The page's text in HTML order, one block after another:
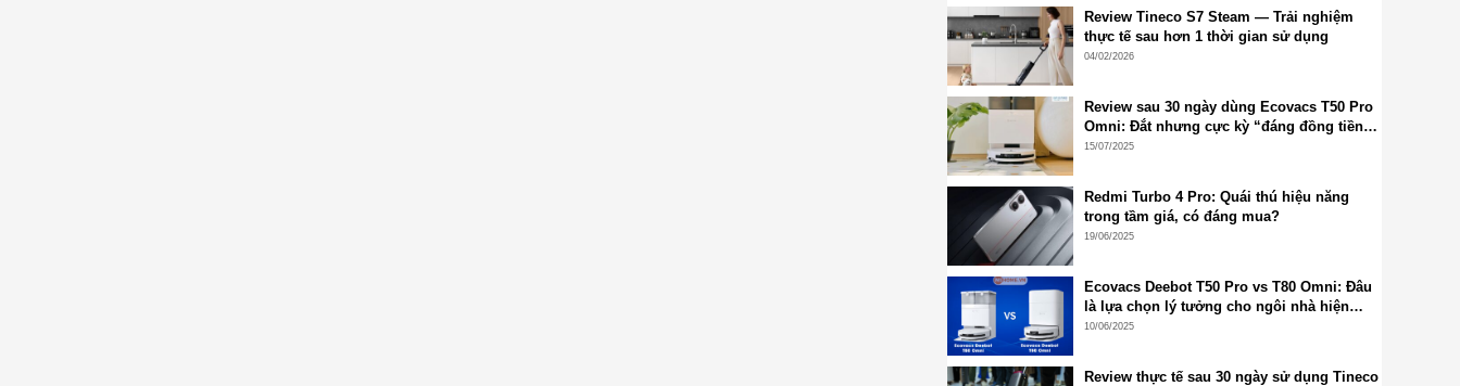
Review Tineco S7 Steam — Trải nghiệm
thực tế sau hơn 1 thời gian sử dụng
04/02/2026
Review sau 30 ngày dùng Ecovacs T50 Pro
Omni: Đắt nhưng cực kỳ “đáng đồng tiền
bát gạo”!
15/07/2025
Redmi Turbo 4 Pro: Quái thú hiệu năng
trong tầm giá, có đáng mua?
19/06/2025
Ecovacs Deebot T50 Pro vs T80 Omni: Đâu
là lựa chọn lý tưởng cho ngôi nhà hiện
đại?
10/06/2025
Review thực tế sau 30 ngày sử dụng Tineco